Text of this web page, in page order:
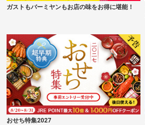
ガストもバーミヤンもお店の味をお得に堪能！
おせち特集2027